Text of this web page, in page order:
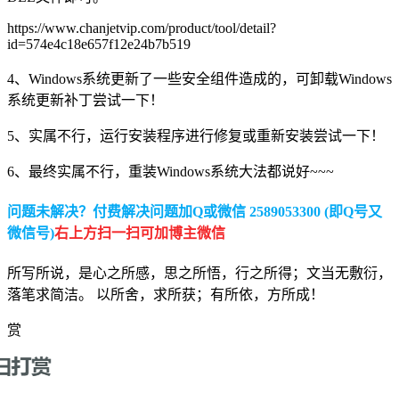
https://www.chanjetvip.com/product/tool/detail?
id=574e4c18e657f12e24b7b519
4、Windows系统更新了一些安全组件造成的，可卸载Windows
系统更新补丁尝试一下！
5、实属不行，运行安装程序进行修复或重新安装尝试一下！
6、最终实属不行，重装Windows系统大法都说好~~~
问题未解决？付费解决问题加Q或微信 2589053300 (即Q号又
微信号)右上方扫一扫可加博主微信
所写所说，是心之所感，思之所悟，行之所得；文当无敷衍，
落笔求简洁。 以所舍，求所获；有所依，方所成！
赏